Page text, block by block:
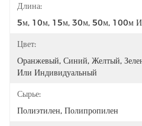
Длина:
5м, 10м, 15м, 30м, 50м, 100м
Цвет:
Оранжевый, Синий, Желтый,
Или Индивидуальный
Сырье:
Полиэтилен, Полипропилен